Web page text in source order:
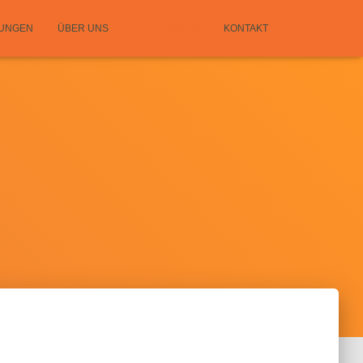
ÜBER UNS KONTAKT